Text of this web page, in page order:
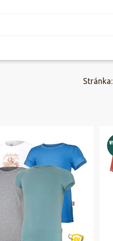
Stránka: